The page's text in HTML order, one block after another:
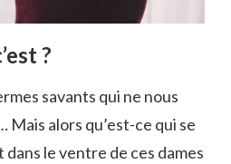
?
savants qui ne nous
alors qu’est-ce qui se
le ventre de ces dames